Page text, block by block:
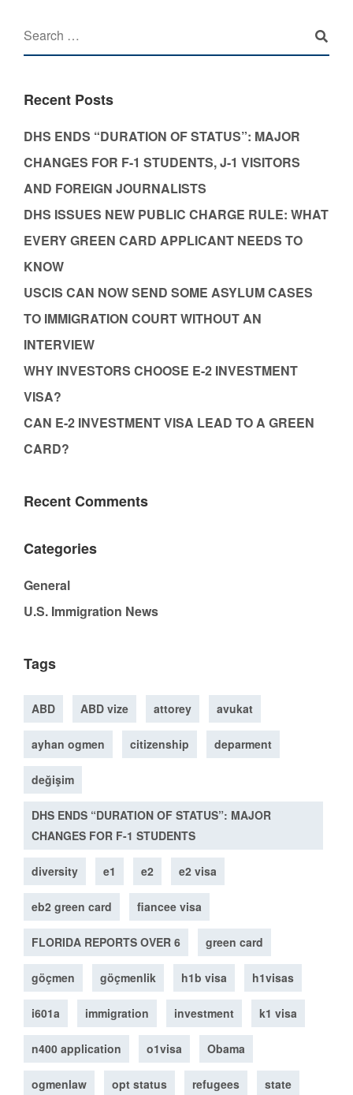
Recent Posts
DHS ENDS “DURATION OF STATUS”: MAJOR
CHANGES FOR F-1 STUDENTS, J-1 VISITORS
AND FOREIGN JOURNALISTS
DHS ISSUES NEW PUBLIC CHARGE RULE: WHAT
EVERY GREEN CARD APPLICANT NEEDS TO
KNOW
USCIS CAN NOW SEND SOME ASYLUM CASES
TO IMMIGRATION COURT WITHOUT AN
INTERVIEW
WHY INVESTORS CHOOSE E-2 INVESTMENT
VISA?
CAN E-2 INVESTMENT VISA LEAD TO A GREEN
CARD?
Recent Comments
Categories
General
U.S. Immigration News
Tags
ABD ABD vize attorey avukat
ayhan ogmen citizenship deparment
değişim
DHS ENDS “DURATION OF STATUS”: MAJOR
CHANGES FOR F-1 STUDENTS
diversity e1 e2 e2 visa
eb2 green card fiancee visa
FLORIDA REPORTS OVER 6 green card
göçmen göçmenlik h1b visa h1visas
i601a immigration investment k1 visa
n400 application o1visa Obama
ogmenlaw opt status refugees state